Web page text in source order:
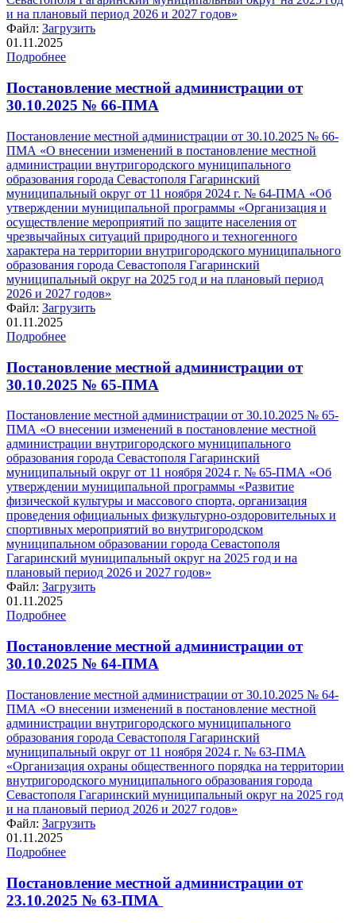
и на плановый период 2026 и 2027 годов»
Файл: Загрузить
01.11.2025
Подробнее
Постановление местной администрации от
30.10.2025 № 66-ПМА
Постановление местной администрации от 30.10.2025 № 66-
ПМА «О внесении изменений в постановление местной
администрации внутригородского муниципального
образования города Севастополя Гагаринский
муниципальный округ от 11 ноября 2024 г. № 64-ПМА «Об
утверждении муниципальной программы «Организация и
осуществление мероприятий по защите населения от
чрезвычайных ситуаций природного и техногенного
характера на территории внутригородского муниципального
образования города Севастополя Гагаринский
муниципальный округ на 2025 год и на плановый период
2026 и 2027 годов»
Файл: Загрузить
01.11.2025
Подробнее
Постановление местной администрации от
30.10.2025 № 65-ПМА
Постановление местной администрации от 30.10.2025 № 65-
ПМА «О внесении изменений в постановление местной
администрации внутригородского муниципального
образования города Севастополя Гагаринский
муниципальный округ от 11 ноября 2024 г. № 65-ПМА «Об
утверждении муниципальной программы «Развитие
физической культуры и массового спорта, организация
проведения официальных физкультурно-оздоровительных и
спортивных мероприятий во внутригородском
муниципальном образовании города Севастополя
Гагаринский муниципальный округ на 2025 год и на
плановый период 2026 и 2027 годов»
Файл: Загрузить
01.11.2025
Подробнее
Постановление местной администрации от
30.10.2025 № 64-ПМА
Постановление местной администрации от 30.10.2025 № 64-
ПМА «О внесении изменений в постановление местной
администрации внутригородского муниципального
образования города Севастополя Гагаринский
муниципальный округ от 11 ноября 2024 г. № 63-ПМА
«Организация охраны общественного порядка на территории
внутригородского муниципального образования города
Севастополя Гагаринский муниципальный округ на 2025 год
и на плановый период 2026 и 2027 годов»
Файл: Загрузить
01.11.2025
Подробнее
Постановление местной администрации от
23.10.2025 № 63-ПМА